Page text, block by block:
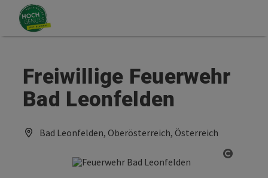
Zum Inhalt
Zum Seitenanfang
Freiwillige Feuerwehr
Bad Leonfelden
Bad Leonfelden, Oberösterreich, Österreich